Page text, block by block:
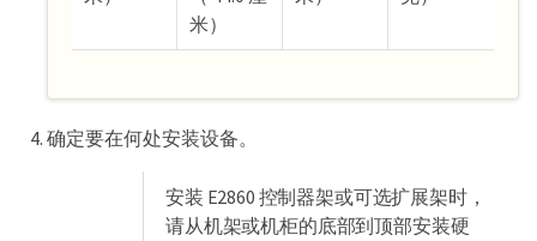
米）
确定要在何处安装设备。
安装 E2860 控制器架或可选扩展架时，
请从机架或机柜的底部到顶部安装硬